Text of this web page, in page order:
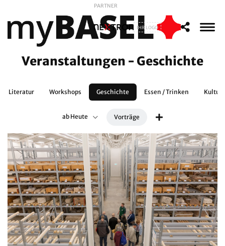
PARTNER
IHR LOGO
Veranstaltungen - Geschichte
Literatur Workshops Geschichte Essen / Trinken
ab Heute Vorträge